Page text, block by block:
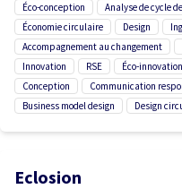
éco-conception analyse de cycle
économie circulaire
design
accompagnement au changement
innovation
RSE éco-innovation
conception
communication
business model design
design
Eclosion